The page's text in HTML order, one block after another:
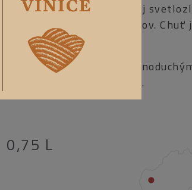
toto víno trblietavej
ovocia a poľných kvetov. Chuť
kyselinkami.
odporúčame podávať k
a bravčového mäsa.
0,75 L